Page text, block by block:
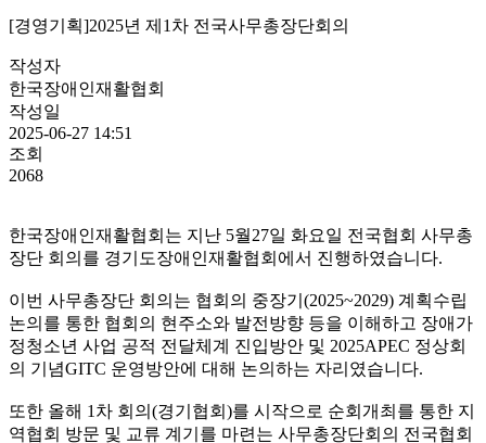
[경영기획]2025년 제1차 전국사무총장단회의
작성자
한국장애인재활협회
작성일
2025-06-27 14:51
조회
2068
한국장애인재활협회는 지난 5월27일 화요일 전국협회 사무총
장단 회의를 경기도장애인재활협회에서 진행하였습니다.
이번 사무총장단 회의는 협회의 중장기(2025~2029) 계획수립
논의를 통한 협회의 현주소와 발전방향 등을 이해하고 장애가
정청소년 사업 공적 전달체계 진입방안 및 2025APEC 정상회
의 기념GITC 운영방안에 대해 논의하는 자리였습니다.
또한 올해 1차 회의(경기협회)를 시작으로 순회개최를 통한 지
역협회 방문 및 교류 계기를 마련는 사무총장단회의 전국협회